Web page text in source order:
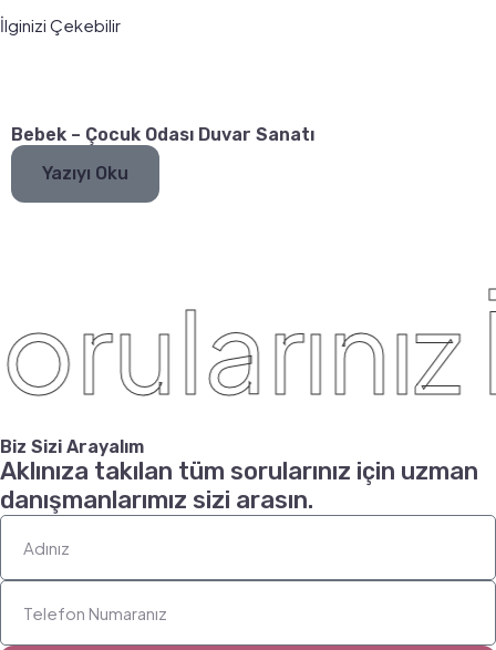
İlginizi Çekebilir
Bebek – Çocuk Odası Duvar Sanatı
Yazıyı Oku
Biz Sizi Arayalım
Aklınıza takılan tüm sorularınız için uzman
danışmanlarımız sizi arasın.